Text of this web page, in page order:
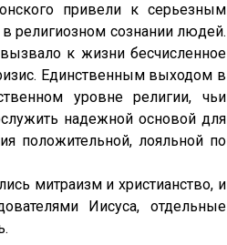
привели к серьезным
религиозном сознании людей.
к жизни бесчисленное
Единственным выходом в
уровне религии, чьи
надежной основой для
положительной, лояльной по
митраизм и христианство, и
Иисуса, отдельные